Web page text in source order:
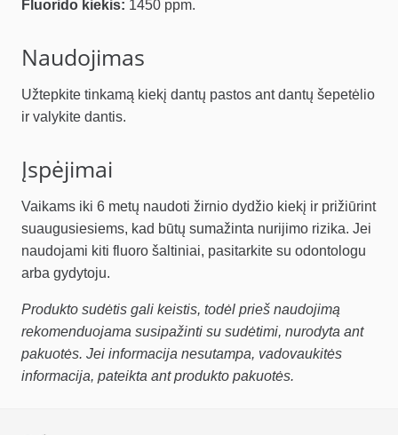
Fluorido kiekis: 1450 ppm.
Naudojimas
Užtepkite tinkamą kiekį dantų pastos ant dantų šepetėlio
ir valykite dantis.
Įspėjimai
Vaikams iki 6 metų naudoti žirnio dydžio kiekį ir prižiūrint
suaugusiesiems, kad būtų sumažinta nurijimo rizika. Jei
naudojami kiti fluoro šaltiniai, pasitarkite su odontologu
arba gydytoju.
Produkto sudėtis gali keistis, todėl prieš naudojimą
rekomenduojama susipažinti su sudėtimi, nurodyta ant
pakuotės. Jei informacija nesutampa, vadovaukitės
informacija, pateikta ant produkto pakuotės.